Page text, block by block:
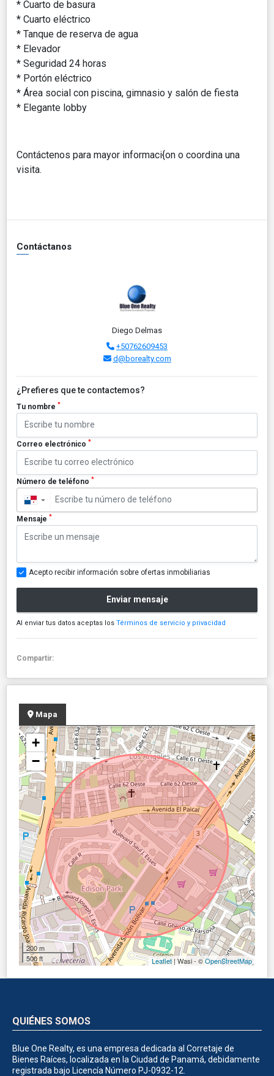
* Cuarto de basura
* Cuarto eléctrico
* Tanque de reserva de agua
* Elevador
* Seguridad 24 horas
* Portón eléctrico
* Área social con piscina, gimnasio y salón de fiesta
* Elegante lobby
Contáctenos para mayor informaci{on o coordina una
visita.
Contáctanos
Diego Delmas
+50762609453
d@borealty.com
¿Prefieres que te contactemos?
Tu nombre *
Correo electrónico *
Número de teléfono *
▼
Mensaje *
Acepto recibir información sobre ofertas inmobiliarias
Enviar mensaje
Al enviar tus datos aceptas los Términos de servicio y privacidad
Compartir:
Mapa
+
−
200 m
500 ft
Leaflet| Wasi - ©OpenStreetMap
QUIÉNES SOMOS
Blue One Realty, es una empresa dedicada al Corretaje de
Bienes Raíces, localizada en la Ciudad de Panamá, debidamente
registrada bajo Licencía Número PJ-0932-12.